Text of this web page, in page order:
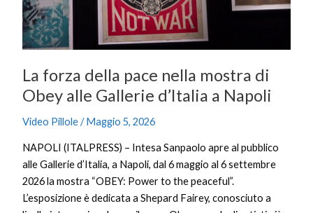
La forza della pace nella mostra di
Obey alle Gallerie d’Italia a Napoli
Video Pillole/Maggio 5, 2026
NAPOLI (ITALPRESS) – Intesa Sanpaolo apre al pubblico
alle Gallerie d’Italia, a Napoli, dal 6 maggio al 6 settembre
2026 la mostra “OBEY: Power to the peaceful”.
L’esposizione è dedicata a Shepard Fairey, conosciuto a
di
Obey
alle
d’Italia
a